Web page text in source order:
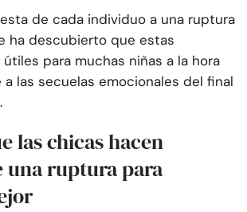
de cada individuo a una ruptura
ha descubierto que estas
para muchas niñas a la hora
las secuelas emocionales del final
las chicas hacen
una ruptura para